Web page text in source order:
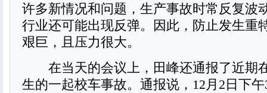
许多新情况和问题，生产事故时常反复波
行业还可能出现反弹。因此，防止发生重
艰巨，且压力很大。
在当天的会议上，田峰还通报了近期
生的一起校车事故。通报说，12月2日下